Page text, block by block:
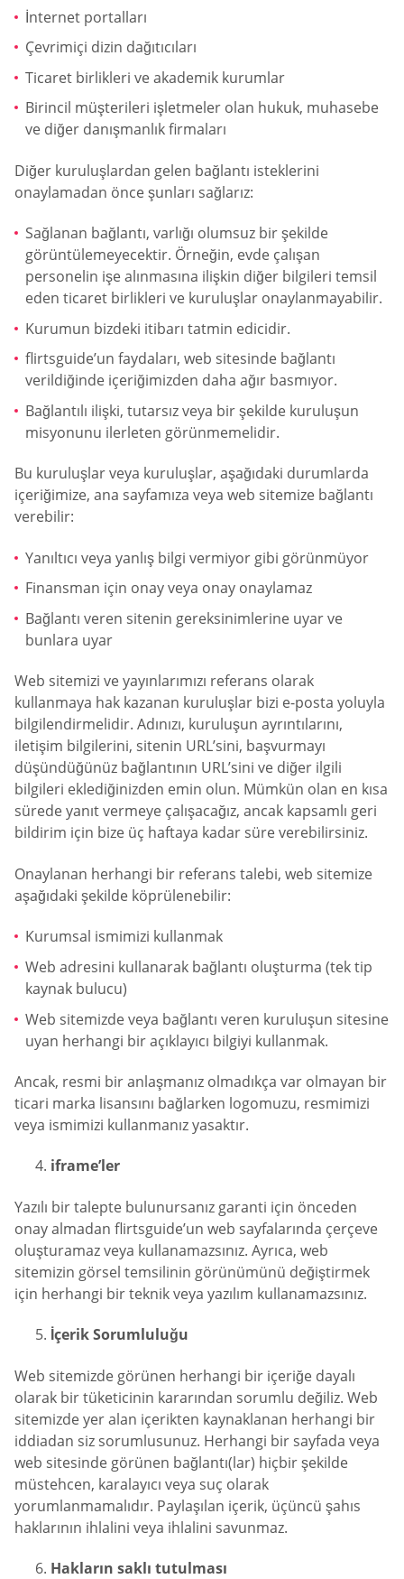
İnternet portalları
Çevrimiçi dizin dağıtıcıları
Ticaret birlikleri ve akademik kurumlar
Birincil müşterileri işletmeler olan hukuk, muhasebe
ve diğer danışmanlık firmaları
Diğer kuruluşlardan gelen bağlantı isteklerini
onaylamadan önce şunları sağlarız:
Sağlanan bağlantı, varlığı olumsuz bir şekilde
görüntülemeyecektir. Örneğin, evde çalışan
personelin işe alınmasına ilişkin diğer bilgileri temsil
eden ticaret birlikleri ve kuruluşlar onaylanmayabilir.
Kurumun bizdeki itibarı tatmin edicidir.
flirtsguide’un faydaları, web sitesinde bağlantı
verildiğinde içeriğimizden daha ağır basmıyor.
Bağlantılı ilişki, tutarsız veya bir şekilde kuruluşun
misyonunu ilerleten görünmemelidir.
Bu kuruluşlar veya kuruluşlar, aşağıdaki durumlarda
içeriğimize, ana sayfamıza veya web sitemize bağlantı
verebilir:
Yanıltıcı veya yanlış bilgi vermiyor gibi görünmüyor
Finansman için onay veya onay onaylamaz
Bağlantı veren sitenin gereksinimlerine uyar ve
bunlara uyar
Web sitemizi ve yayınlarımızı referans olarak
kullanmaya hak kazanan kuruluşlar bizi e-posta yoluyla
bilgilendirmelidir. Adınızı, kuruluşun ayrıntılarını,
iletişim bilgilerini, sitenin URL’sini, başvurmayı
düşündüğünüz bağlantının URL’sini ve diğer ilgili
bilgileri eklediğinizden emin olun. Mümkün olan en kısa
sürede yanıt vermeye çalışacağız, ancak kapsamlı geri
bildirim için bize üç haftaya kadar süre verebilirsiniz.
Onaylanan herhangi bir referans talebi, web sitemize
aşağıdaki şekilde köprülenebilir:
Kurumsal ismimizi kullanmak
Web adresini kullanarak bağlantı oluşturma (tek tip
kaynak bulucu)
Web sitemizde veya bağlantı veren kuruluşun sitesine
uyan herhangi bir açıklayıcı bilgiyi kullanmak.
Ancak, resmi bir anlaşmanız olmadıkça var olmayan bir
ticari marka lisansını bağlarken logomuzu, resmimizi
veya ismimizi kullanmanız yasaktır.
iframe’ler
Yazılı bir talepte bulunursanız garanti için önceden
onay almadan flirtsguide’un web sayfalarında çerçeve
oluşturamaz veya kullanamazsınız. Ayrıca, web
sitemizin görsel temsilinin görünümünü değiştirmek
için herhangi bir teknik veya yazılım kullanamazsınız.
İçerik Sorumluluğu
Web sitemizde görünen herhangi bir içeriğe dayalı
olarak bir tüketicinin kararından sorumlu değiliz. Web
sitemizde yer alan içerikten kaynaklanan herhangi bir
iddiadan siz sorumlusunuz. Herhangi bir sayfada veya
web sitesinde görünen bağlantı(lar) hiçbir şekilde
müstehcen, karalayıcı veya suç olarak
yorumlanmamalıdır. Paylaşılan içerik, üçüncü şahıs
haklarının ihlalini veya ihlalini savunmaz.
Hakların saklı tutulması